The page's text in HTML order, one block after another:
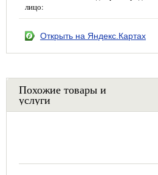
лицо:
Открыть на Яндекс.Картах
Похожие товары и
услуги